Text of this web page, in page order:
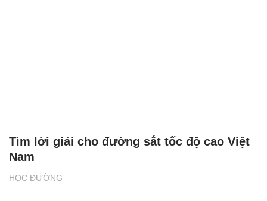
HỌC ĐƯỜNG
Tìm lời giải cho đường sắt tốc độ cao Việt
Nam